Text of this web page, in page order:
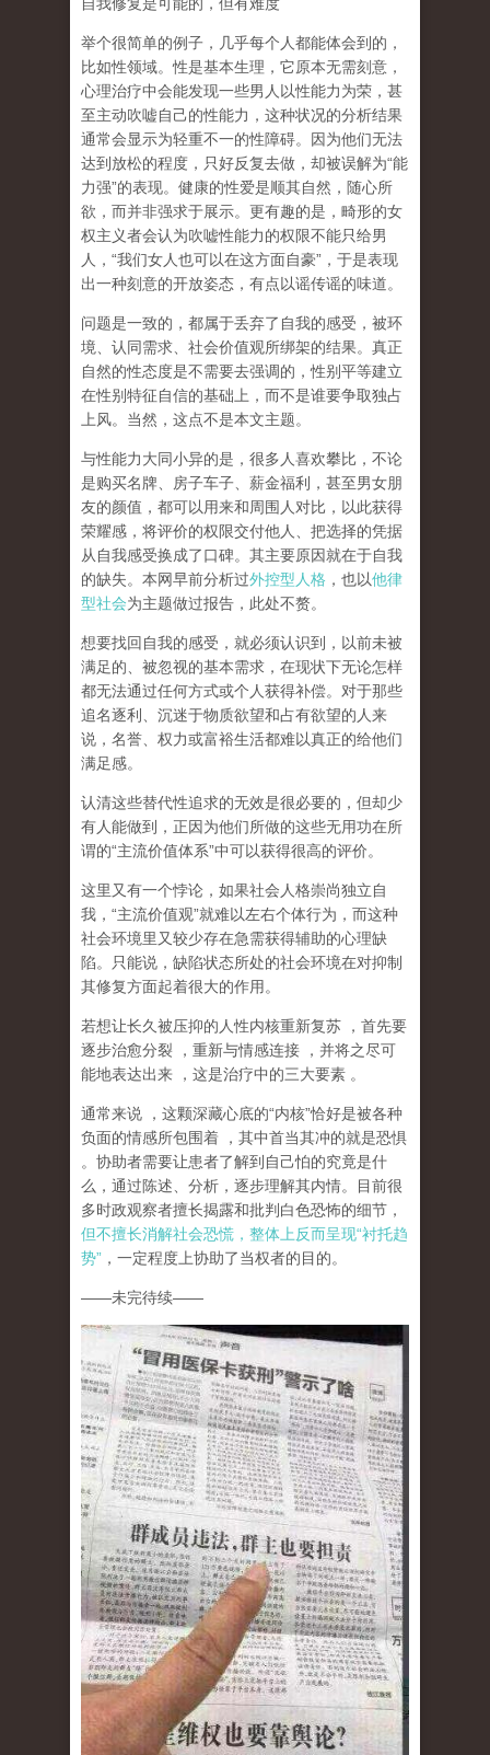
举个很简单的例子，几乎每个人都能体会到的，
比如性领域。性是基本生理，它原本无需刻意，
心理治疗中会能发现一些男人以性能力为荣，甚
至主动吹嘘自己的性能力，这种状况的分析结果
通常会显示为轻重不一的性障碍。因为他们无法
达到放松的程度，只好反复去做，却被误解为“能
力强”的表现。健康的性爱是顺其自然，随心所
欲，而并非强求于展示。更有趣的是，畸形的女
权主义者会认为吹嘘性能力的权限不能只给男
人， “我们女人也可以在这方面自豪” ，于是表现
出一种刻意的开放姿态，有点以谣传谣的味道。
问题是一致的，都属于丢弃了自我的感受，被环
境、认同需求、社会价值观所绑架的结果。真正
自然的性态度是不需要去强调的，性别平等建立
在性别特征自信的基础上，而不是谁要争取独占
上风。当然，这点不是本文主题。
与性能力大同小异的是，很多人喜欢攀比，不论
是购买名牌、房子车子、薪金福利，甚至男女朋
友的颜值，都可以用来和周围人对比，以此获得
荣耀感，将评价的权限交付他人、把选择的凭据
从自我感受换成了口碑。其主要原因就在于自我
的缺失。本网早前分析过外控型人格 ，也以他律
型社会为主题做过报告，此处不赘。
想要找回自我的感受，就必须认识到，以前未被
满足的、被忽视的基本需求，在现状下无论怎样
都无法通过任何方式或个人获得补偿。对于那些
追名逐利、沉迷于物质欲望和占有欲望的人来
说，名誉、权力或富裕生活都难以真正的给他们
满足感。
认清这些替代性追求的无效是很必要的，但却少
有人能做到，正因为他们所做的这些无用功在所
谓的“主流价值体系”中可以获得很高的评价。
这里又有一个悖论，如果社会人格崇尚独立自
我， “主流价值观”就难以左右个体行为，而这种
社会环境里又较少存在急需获得辅助的心理缺
陷。只能说， 缺陷状态所处的社会环境在对抑制
其修复方面起着很大的作用。
若想让长久被压抑的人性内核重新复苏
，首先要
逐步治愈分裂
，重新与情感连接
，并将之尽可
能地表达出来
，这是治疗中的三大要素 。
通常来说 ，这颗深藏心底的“内核”恰好是被各种
负面的情感所包围着
，其中首当其冲的就是恐惧
。协助者需要让患者了解到自己怕的究竟是什
么，通过陈述、分析，逐步理解其内情。目前很
多时政观察者擅长揭露和批判白色恐怖的细节，
但不擅长消解社会恐慌，整体上反而呈现“衬托趋
势” ，一定程度上协助了当权者的目的。
——未完待续——